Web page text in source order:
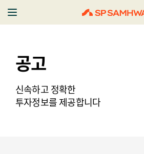
공고
신속하고 정확한
투자정보를 제공합니다